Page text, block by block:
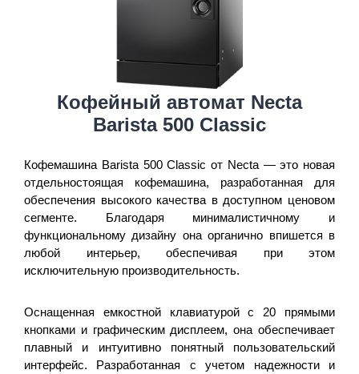
Кофейный автомат Necta
Barista 500 Classic
Кофемашина Barista 500 Classic от Necta — это новая
отдельностоящая кофемашина, разработанная для
обеспечения высокого качества в доступном ценовом
сегменте. Благодаря минималистичному и
функциональному дизайну она органично впишется в
любой интерьер, обеспечивая при этом
исключительную производительность.
Оснащенная емкостной клавиатурой с 20 прямыми
кнопками и графическим дисплеем, она обеспечивает
плавный и интуитивно понятный пользовательский
интерфейс. Разработанная с учетом надежности и